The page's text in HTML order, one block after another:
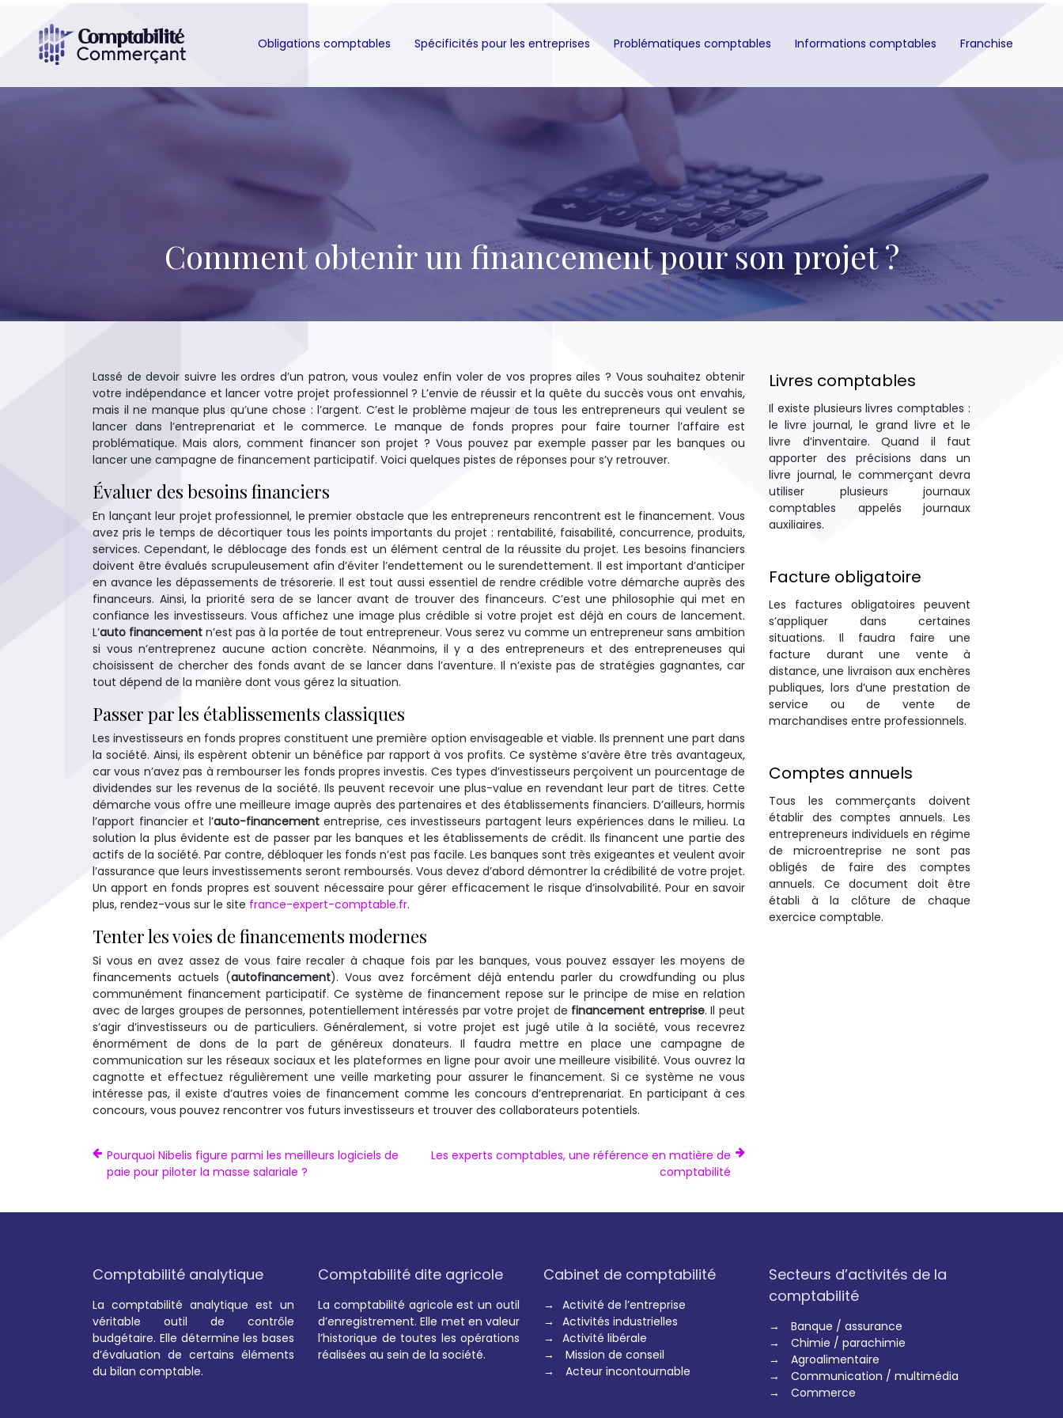
Obligations comptables Spécificités pour les entreprises Problématiques comptables Informations comptables Franchise
Comment obtenir un financement pour son projet ?
Lassé de devoir suivre les ordres d’un patron, vous voulez enfin voler de vos propres ailes ? Vous souhaitez obtenir
votre indépendance et lancer votre projet professionnel ? L’envie de réussir et la quête du succès vous ont envahis,
mais il ne manque plus qu’une chose : l’argent. C’est le problème majeur de tous les entrepreneurs qui veulent se
lancer dans l’entreprenariat et le commerce. Le manque de fonds propres pour faire tourner l’affaire est
problématique. Mais alors, comment financer son projet ? Vous pouvez par exemple passer par les banques ou
lancer une campagne de financement participatif. Voici quelques pistes de réponses pour s’y retrouver.
Évaluer des besoins financiers
En lançant leur projet professionnel, le premier obstacle que les entrepreneurs rencontrent est le financement. Vous
avez pris le temps de décortiquer tous les points importants du projet : rentabilité, faisabilité, concurrence, produits,
services. Cependant, le déblocage des fonds est un élément central de la réussite du projet. Les besoins financiers
doivent être évalués scrupuleusement afin d’éviter l’endettement ou le surendettement. Il est important d’anticiper
en avance les dépassements de trésorerie. Il est tout aussi essentiel de rendre crédible votre démarche auprès des
financeurs. Ainsi, la priorité sera de se lancer avant de trouver des financeurs. C’est une philosophie qui met en
confiance les investisseurs. Vous affichez une image plus crédible si votre projet est déjà en cours de lancement.
L’auto financement n’est pas à la portée de tout entrepreneur. Vous serez vu comme un entrepreneur sans ambition
si vous n’entreprenez aucune action concrète. Néanmoins, il y a des entrepreneurs et des entrepreneuses qui
choisissent de chercher des fonds avant de se lancer dans l’aventure. Il n’existe pas de stratégies gagnantes, car
tout dépend de la manière dont vous gérez la situation.
Passer par les établissements classiques
Les investisseurs en fonds propres constituent une première option envisageable et viable. Ils prennent une part dans
la société. Ainsi, ils espèrent obtenir un bénéfice par rapport à vos profits. Ce système s’avère être très avantageux,
car vous n’avez pas à rembourser les fonds propres investis. Ces types d’investisseurs perçoivent un pourcentage de
dividendes sur les revenus de la société. Ils peuvent recevoir une plus-value en revendant leur part de titres. Cette
démarche vous offre une meilleure image auprès des partenaires et des établissements financiers. D’ailleurs, hormis
l’apport financier et l’auto-financemententreprise, ces investisseurs partagent leurs expériences dans le milieu. La
solution la plus évidente est de passer par les banques et les établissements de crédit. Ils financent une partie des
actifs de la société. Par contre, débloquer les fonds n’est pas facile. Les banques sont très exigeantes et veulent avoir
l’assurance que leurs investissements seront remboursés. Vous devez d’abord démontrer la crédibilité de votre projet.
Un apport en fonds propres est souvent nécessaire pour gérer efficacement le risque d’insolvabilité. Pour en savoir
plus, rendez-vous sur le site france-expert-comptable.fr.
Tenter les voies de financements modernes
Si vous en avez assez de vous faire recaler à chaque fois par les banques, vous pouvez essayer les moyens de
financements actuels (autofinancement). Vous avez forcément déjà entendu parler du crowdfunding ou plus
communément financement participatif. Ce système de financement repose sur le principe de mise en relation
avec de larges groupes de personnes, potentiellement intéressés par votre projet de financement entreprise. Il peut
s’agir d’investisseurs ou de particuliers. Généralement, si votre projet est jugé utile à la société, vous recevrez
énormément de dons de la part de généreux donateurs. Il faudra mettre en place une campagne de
communication sur les réseaux sociaux et les plateformes en ligne pour avoir une meilleure visibilité. Vous ouvrez la
cagnotte et effectuez régulièrement une veille marketing pour assurer le financement. Si ce système ne vous
intéresse pas, il existe d’autres voies de financement comme les concours d’entreprenariat. En participant à ces
concours, vous pouvez rencontrer vos futurs investisseurs et trouver des collaborateurs potentiels.
Pourquoi Nibelis figure parmi les meilleurs logiciels de
paie pour piloter la masse salariale ?
Les experts comptables, une référence en matière de
comptabilité
Livres comptables
Il existe plusieurs livres comptables :
le livre journal, le grand livre et le
livre d’inventaire. Quand il faut
apporter des précisions dans un
livre journal, le commerçant devra
utiliser plusieurs journaux
comptables appelés journaux
auxiliaires.
Facture obligatoire
Les factures obligatoires peuvent
s’appliquer dans certaines
situations. Il faudra faire une
facture durant une vente à
distance, une livraison aux enchères
publiques, lors d’une prestation de
service ou de vente de
marchandises entre professionnels.
Comptes annuels
Tous les commerçants doivent
établir des comptes annuels. Les
entrepreneurs individuels en régime
de microentreprise ne sont pas
obligés de faire des comptes
annuels. Ce document doit être
établi à la clôture de chaque
exercice comptable.
Comptabilité analytique
La comptabilité analytique est un
véritable outil de contrôle
budgétaire. Elle détermine les bases
d’évaluation de certains éléments
du bilan comptable.
Comptabilité dite agricole
La comptabilité agricole est un outil
d’enregistrement. Elle met en valeur
l’historique de toutes les opérations
réalisées au sein de la société.
Cabinet de comptabilité
→
Activité de l’entreprise
→
Activités industrielles
→
Activité libérale
→
Mission de conseil
→
Acteur incontournable
Secteurs d’activités de la
comptabilité
→
Banque / assurance
→
Chimie / parachimie
→
Agroalimentaire
→
Communication / multimédia
→
Commerce